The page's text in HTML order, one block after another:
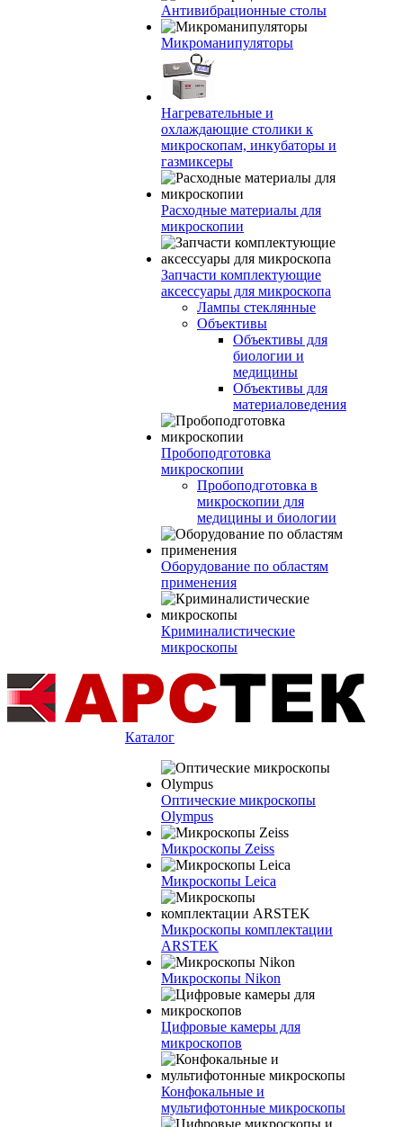
Антивибрационные столы
Микроманипуляторы
Нагревательные и
охлаждающие столики к
микроскопам, инкубаторы и
газмиксеры
Расходные материалы для
микроскопии
Запчасти комплектующие
аксессуары для микроскопа
Лампы стеклянные
Объективы
Объективы для
биологии и
медицины
Объективы для
материаловедения
Пробоподготовка
микроскопии
Пробоподготовка в
микроскопии для
медицины и биологии
Оборудование по областям
применения
Криминалистические
микроскопы
Каталог
Оптические микроскопы
Olympus
Микроскопы Zeiss
Микроскопы Leica
Микроскопы комплектации
ARSTEK
Микроскопы Nikon
Цифровые камеры для
микроскопов
Конфокальные и
мультифотонные микроскопы